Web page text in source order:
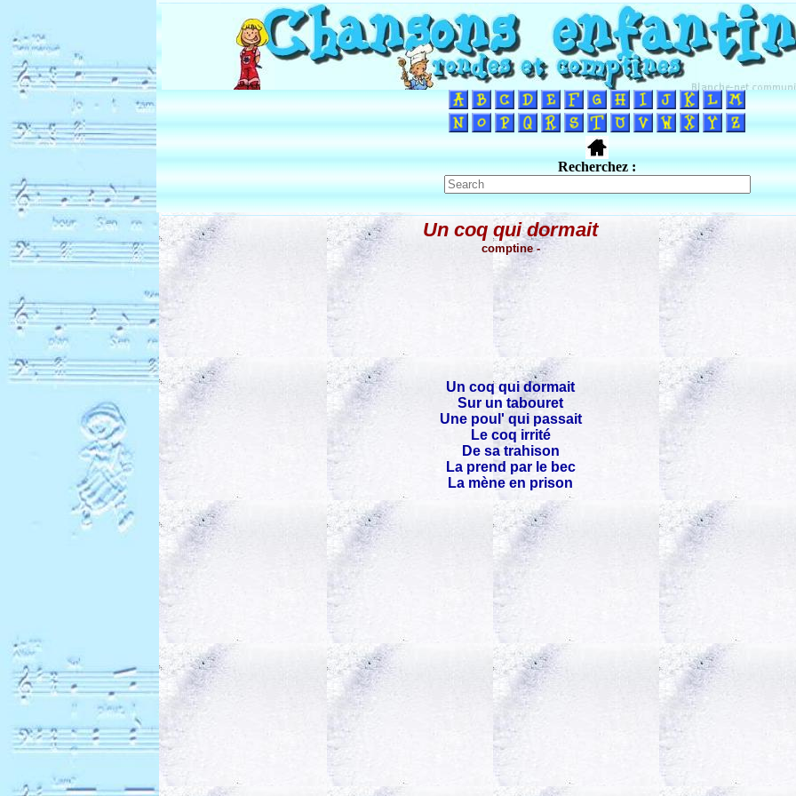
Recherchez :
Un coq qui dormait
comptine -
Un coq qui dormait
Sur un tabouret
Une poul' qui passait
Le coq irrité
De sa trahison
La prend par le bec
La mène en prison